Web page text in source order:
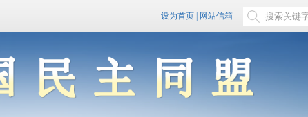
设为首页 网站信箱